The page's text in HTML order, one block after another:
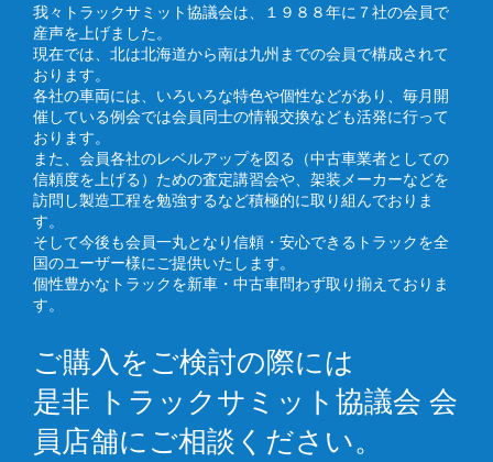
我々トラックサミット協議会は、１９８８年に７社の会員で
産声を上げました。
現在では、北は北海道から南は九州までの会員で構成されて
おります。
各社の車両には、いろいろな特色や個性などがあり、毎月開
催している例会では会員同士の情報交換なども活発に行って
おります。
また、会員各社のレベルアップを図る（中古車業者としての
信頼度を上げる）ための査定講習会や、架装メーカーなどを
訪問し製造工程を勉強するなど積極的に取り組んでおりま
す。
そして今後も会員一丸となり信頼・安心できるトラックを全
国のユーザー様にご提供いたします。
個性豊かなトラックを新車・中古車問わず取り揃えておりま
す。
ご購入をご検討の際には
是非 トラックサミット協議会 会
員店舗にご相談ください。